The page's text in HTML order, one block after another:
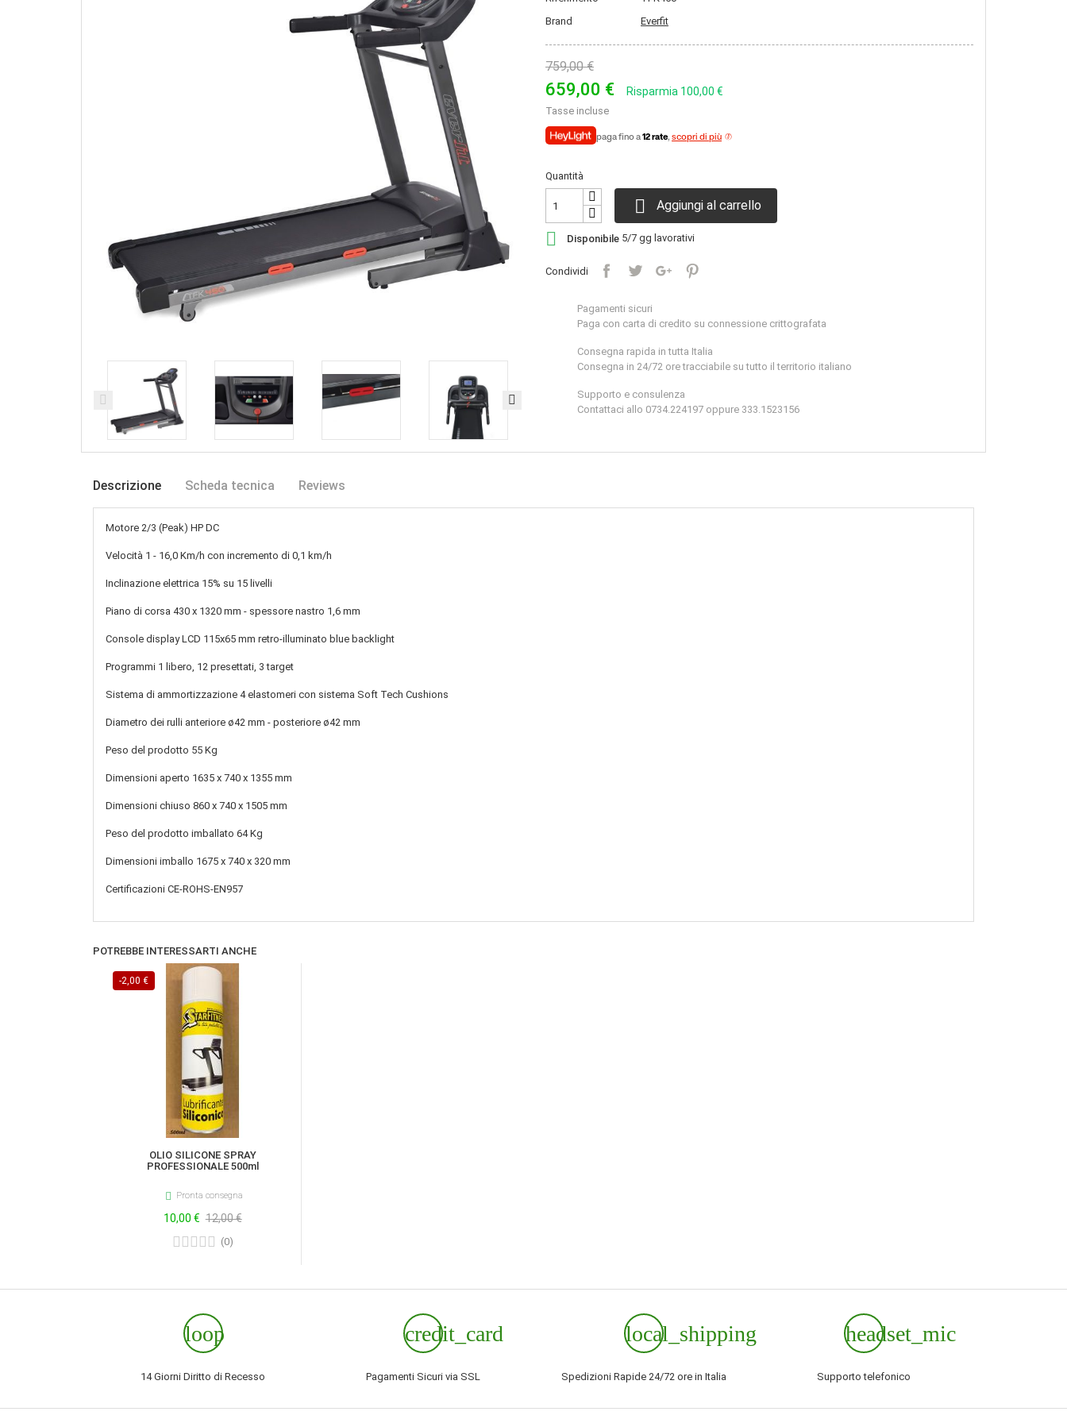
Brand
Everfit
759,00 €
659,00 € Risparmia 100,00 €
Tasse incluse
paga fino a12 rate, scopri di più
Quantità
 Aggiungi al carrello
 Disponibile 5/7 gg lavorativi
Condividi
Pagamenti sicuri
Paga con carta di credito su connessione crittografata
Consegna rapida in tutta Italia
Consegna in 24/72 ore tracciabile su tutto il territorio italiano
Supporto e consulenza
Contattaci allo 0734.224197 oppure 333.1523156
Descrizione Scheda tecnica Reviews
Motore 2/3 (Peak) HP DC
Velocità 1 - 16,0 Km/h con incremento di 0,1 km/h
Inclinazione elettrica 15% su 15 livelli
Piano di corsa 430 x 1320 mm - spessore nastro 1,6 mm
Console display LCD 115x65 mm retro-illuminato blue backlight
Programmi 1 libero, 12 presettati, 3 target
Sistema di ammortizzazione 4 elastomeri con sistema Soft Tech Cushions
Diametro dei rulli anteriore ø42 mm - posteriore ø42 mm
Peso del prodotto 55 Kg
Dimensioni aperto 1635 x 740 x 1355 mm
Dimensioni chiuso 860 x 740 x 1505 mm
Peso del prodotto imballato 64 Kg
Dimensioni imballo 1675 x 740 x 320 mm
Certificazioni CE-ROHS-EN957
POTREBBE INTERESSARTI ANCHE
-2,00 €
OLIO SILICONE SPRAY
PROFESSIONALE 500ml
 Pronta consegna
Prezzo
10,00 € Prezzo
ufficiale
12,00 €
(0)
loop
14 Giorni Diritto di Recesso
credit_card
Pagamenti Sicuri via SSL
local_shipping
Spedizioni Rapide 24/72 ore in Italia
headset_mic
Supporto telefonico